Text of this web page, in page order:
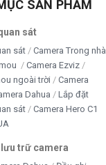
SẢN PHẨM
sát
sát
Camera Trong nhà
Camera Ezviz
ngoài trời
Camera
Dahua
Lắp đặt
sát
Camera Hero C1
trữ camera